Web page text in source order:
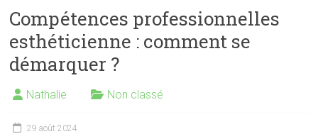
Compétences professionnelles
esthéticienne : comment se
démarquer ?
Nathalie Non classé
29 août 2024